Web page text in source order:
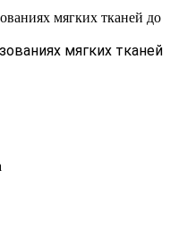
мягких тканей до
мягких тканей